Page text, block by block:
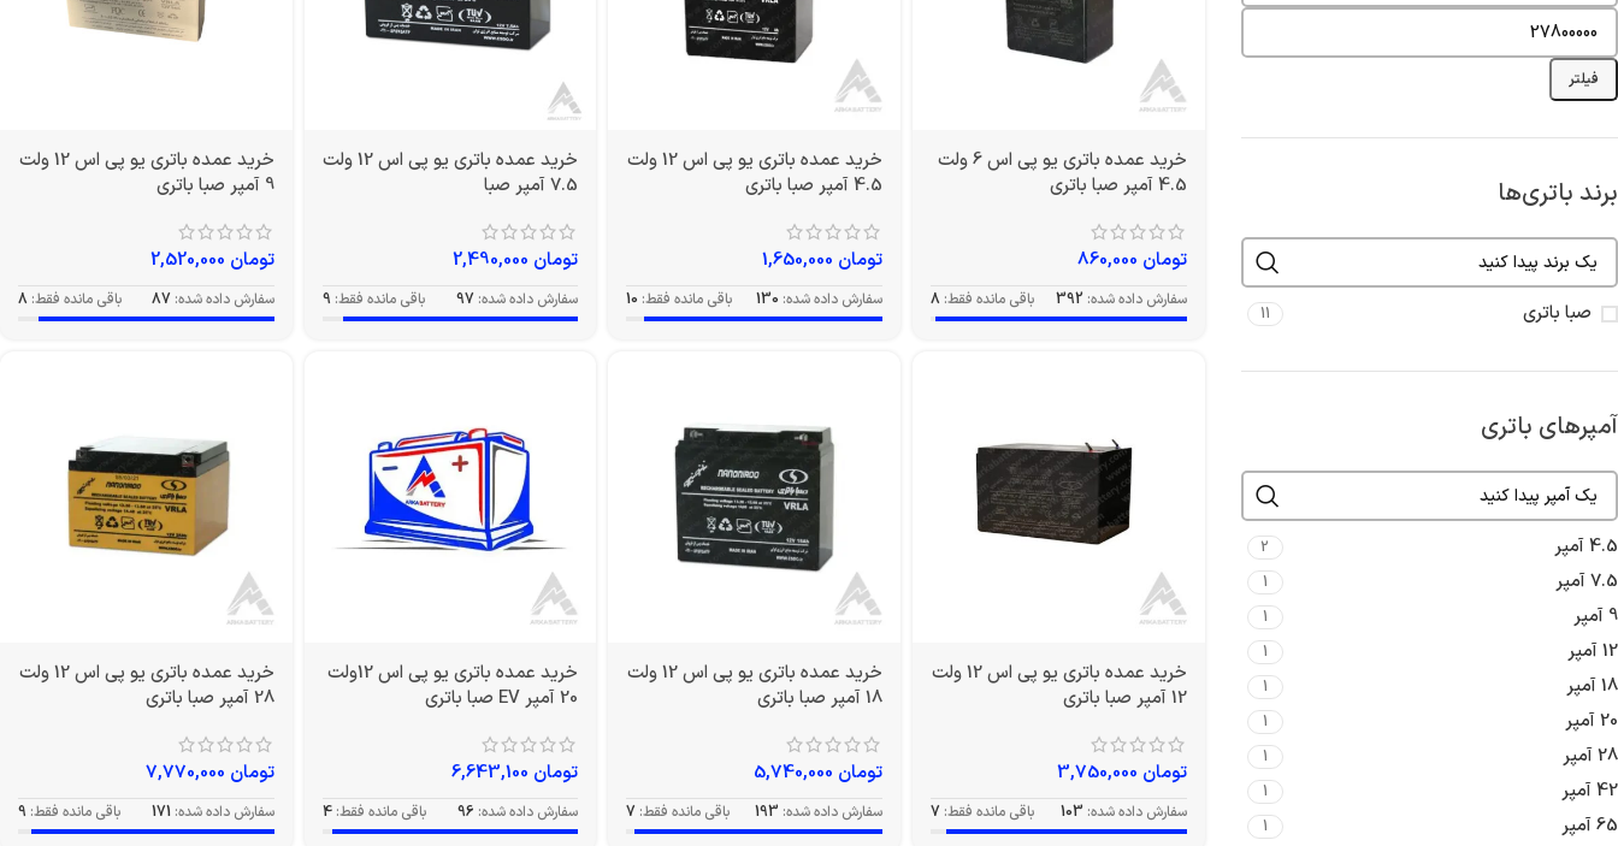
فیلتر
برند باتری‌ها
صبا باتری 11
آمپرهای باتری
4.5 آمپر 2
7.5 آمپر 1
9 آمپر 1
12 آمپر 1
18 آمپر 1
20 آمپر 1
28 آمپر 1
42 آمپر 1
65 آمپر 1
خرید عمده باتری یو پی اس 6 ولت
4.5 آمپر صبا باتری
تومان
سفارش داده شده: 392 باقی مانده فقط: 8
خرید عمده باتری یو پی اس 12 ولت
4.5 آمپر صبا باتری
تومان
سفارش داده شده: 130 باقی مانده فقط: 10
خرید عمده باتری یو پی اس 12 ولت
7.5 آمپر صبا
تومان
سفارش داده شده: 97 باقی مانده فقط: 9
خرید عمده باتری یو پی اس 12 ولت
9 آمپر صبا باتری
تومان
سفارش داده شده: 87 باقی مانده فقط: 8
خرید عمده باتری یو پی اس 12 ولت
12 آمپر صبا باتری
تومان
سفارش داده شده: 103 باقی مانده فقط: 7
خرید عمده باتری یو پی اس 12 ولت
18 آمپر صبا باتری
تومان
سفارش داده شده: 193 باقی مانده فقط: 7
خرید عمده باتری یو پی اس 12ولت
20 آمپر EV صبا باتری
تومان
سفارش داده شده: 96 باقی مانده فقط: 4
خرید عمده باتری یو پی اس 12 ولت
28 آمپر صبا باتری
تومان
سفارش داده شده: 171 باقی مانده فقط: 9